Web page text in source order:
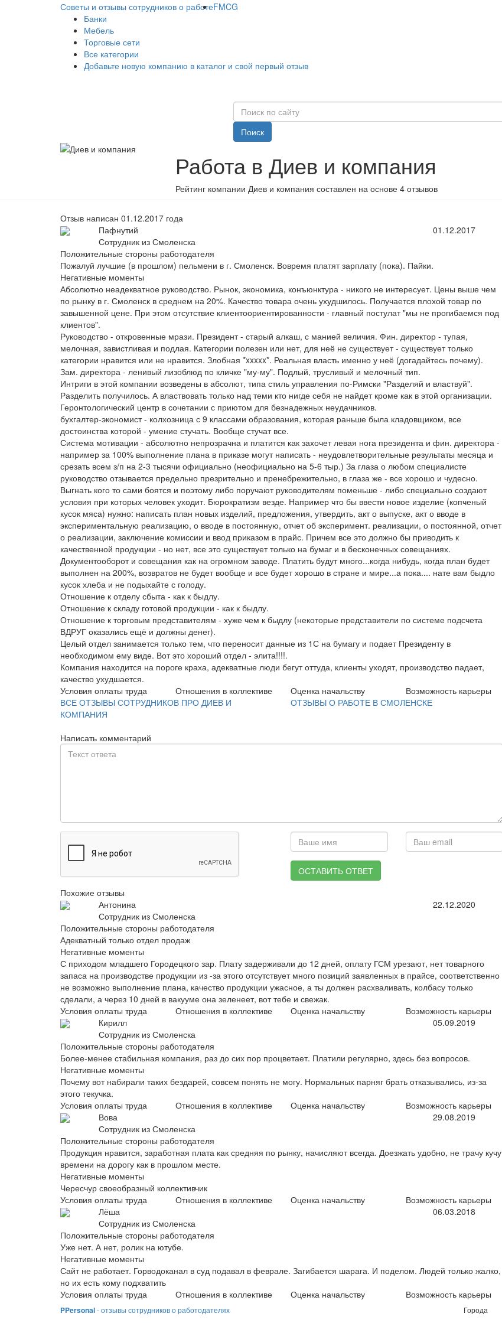
Советы и отзывы сотрудников о работеFMCG
Банки
Мебель
Торговые сети
Все категории
Добавьте новую компанию в каталог и свой первый отзыв
Поиск
Работа в Диев и компания
Рейтинг компании Диев и компания составлен на основе 4 отзывов
Отзыв написан 01.12.2017 года
Пафнутий
Сотрудник из Смоленска
01.12.2017
Положительные стороны работодателя
Пожалуй лучшие (в прошлом) пельмени в г. Смоленск. Вовремя платят зарплату (пока). Пайки.
Негативные моменты
Абсолютно неадекватное руководство. Рынок, экономика, конъюнктура - никого не интересует. Цены выше чем
по рынку в г. Смоленск в среднем на 20%. Качество товара очень ухудшилось. Получается плохой товар по
завышенной цене. При этом отсутствие клиентоориентированности - главный постулат "мы не прогибаемся под
клиентов".
Руководство - откровенные мрази. Президент - старый алкаш, с манией величия. Фин. директор - тупая,
мелочная, завистливая и подлая. Категории полезен или нет, для неё не существует - существует только
категории нравится или не нравится. Злобная *xxxxx*. Реальная власть именно у неё (догадайтесь почему).
Зам. директора - ленивый лизоблюд по кличке "му-му". Подлый, трусливый и мелочный тип.
Интриги в этой компании возведены в абсолют, типа стиль управления по-Римски "Разделяй и властвуй".
Разделить получилось. А властвовать только над теми кто нигде себя не найдет кроме как в этой организации.
Геронтологический центр в сочетании с приютом для безнадежных неудачников.
бухгалтер-экономист - колхозница с 9 классами образования, которая раньше была кладовщиком, все
достоинства которой - умение стучать. Вообще стучат все.
Система мотивации - абсолютно непрозрачна и платится как захочет левая нога президента и фин. директора -
например за 100% выполнение плана в приказе могут написать - неудовлетворительные результаты месяца и
срезать всем з/п на 2-3 тысячи официально (неофициально на 5-6 тыр.) За глаза о любом специалисте
руководство отзывается предельно презрительно и пренебрежительно, в глаза же - все хорошо и чудесно.
Выгнать кого то сами боятся и поэтому либо поручают руководителям поменьше - либо специально создают
условия при которых человек уходит. Бюрократизм везде. Например что бы ввести новое изделие (копченый
кусок мяса) нужно: написать план новых изделий, предложения, утвердить, акт о выпуске, акт о вводе в
экспериментальную реализацию, о вводе в постоянную, отчет об эксперимент. реализации, о постоянной, отчет
о реализации, заключение комиссии и ввод приказом в прайс. Причем все это должно бы приводить к
качественной продукции - но нет, все это существует только на бумаг и в бесконечных совещаниях.
Документооборот и совещания как на огромном заводе. Платить будут много...когда нибудь, когда план будет
выполнен на 200%, возвратов не будет вообще и все будет хорошо в стране и мире...а пока.... нате вам быдло
кусок хлеба и не подыхайте с голоду.
Отношение к отделу сбыта - как к быдлу.
Отношение к складу готовой продукции - как к быдлу.
Отношение к торговым представителям - хуже чем к быдлу (некоторые представители по системе подсчета
ВДРУГ оказались ещё и должны денег).
Целый отдел занимается только тем, что переносит данные из 1С на бумагу и подает Президенту в
необходимом ему виде. Вот это хороший отдел - элита!!!!.
Компания находится на пороге краха, адекватные люди бегут оттуда, клиенты уходят, производство падает,
качество ухудшается.
Условия оплаты труда
Отношения в коллективе Оценка начальству
Возможность карьеры
ВСЕ ОТЗЫВЫ СОТРУДНИКОВ ПРО ДИЕВ И
КОМПАНИЯ
ОТЗЫВЫ О РАБОТЕ В СМОЛЕНСКЕ
Написать комментарий
ОСТАВИТЬ ОТВЕТ
Похожие отзывы
Антонина
Сотрудник из Смоленска
22.12.2020
Положительные стороны работодателя
Адекватный только отдел продаж
Негативные моменты
С приходом младшего Городецкого зар. Плату задерживали до 12 дней, оплату ГСМ урезают, нет товарного
запаса на производстве продукции из -за этого отсутствует много позиций заявленных в прайсе, соответственно
не возможно выполнение плана, качество продукции ужасное, а ты должен расхваливать, колбасу только
сделали, а через 10 дней в вакууме она зеленеет, вот тебе и свежак.
Условия оплаты труда
Отношения в коллективе Оценка начальству
Возможность карьеры
Кирилл
Сотрудник из Смоленска
05.09.2019
Положительные стороны работодателя
Более-менее стабильная компания, раз до сих пор процветает. Платили регулярно, здесь без вопросов.
Негативные моменты
Почему вот набирали таких бездарей, совсем понять не могу. Нормальных парняг брать отказывались, из-за
этого текучка.
Условия оплаты труда
Отношения в коллективе Оценка начальству
Возможность карьеры
Вова
Сотрудник из Смоленска
29.08.2019
Положительные стороны работодателя
Продукция нравится, заработная плата как средняя по рынку, начисляют всегда. Доезжать удобно, не трачу кучу
времени на дорогу как в прошлом месте.
Негативные моменты
Чересчур своеобразный коллективчик
Условия оплаты труда
Отношения в коллективе Оценка начальству
Возможность карьеры
Лёша
Сотрудник из Смоленска
06.03.2018
Положительные стороны работодателя
Уже нет. А нет, ролик на ютубе.
Негативные моменты
Сайт не работает. Горводоканал в суд подавал в феврале. Загибается шарага. И поделом. Людей только жалко,
но их есть кому подхватить
Условия оплаты труда
Отношения в коллективе Оценка начальству Возможность карьеры
PPersonal- отзывы сотрудников о работодателях Города